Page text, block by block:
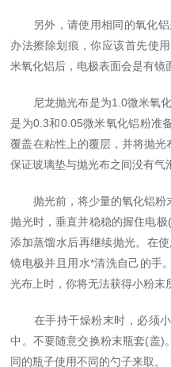
另外，请使用相同的氧化铝
办法擦除划痕，你应该首先使
米氧化铝后，电极表面会是有镜
尼龙抛光布是为1.0微米氧化
是为0.3和0.05微米氧化铝粉准
覆盖在粘性上的覆层，并将抛
保证玻璃垫与抛光布之间没有气
抛光前，将少量的氧化铝粉
抛光时，垂直并稳稳的握住电
添加蒸馏水后再继续抛光。在
镜电极并且用水*清洗自己的手
光布上时，你将无法获得小粉末
在手持干燥粉末时，必须小
中。不要随意交换粉末瓶套(盖)
同的瓶子使用不同的勺子来取。